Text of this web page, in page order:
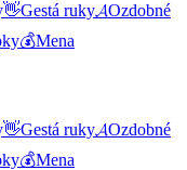
👋Gestá ruky𝓐Ozdobné
💰Mena
👋Gestá ruky𝓐Ozdobné
💰Mena